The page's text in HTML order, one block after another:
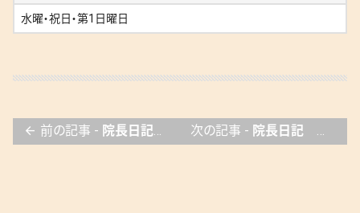
水曜・祝日・第1日曜日
arrow_back 前の記事 - 院長日記 自律神経の乱れありませんか？ 次の記事 - 院長日記 日頃健康は意識していますか？